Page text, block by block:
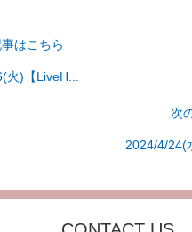
はこちら
火)【LiveH...
次
2024/4/24(